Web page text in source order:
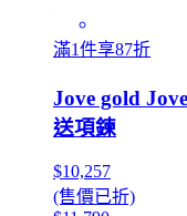
滿1件享87折
Jove gold
送項鍊
$10,257
(售價已折)